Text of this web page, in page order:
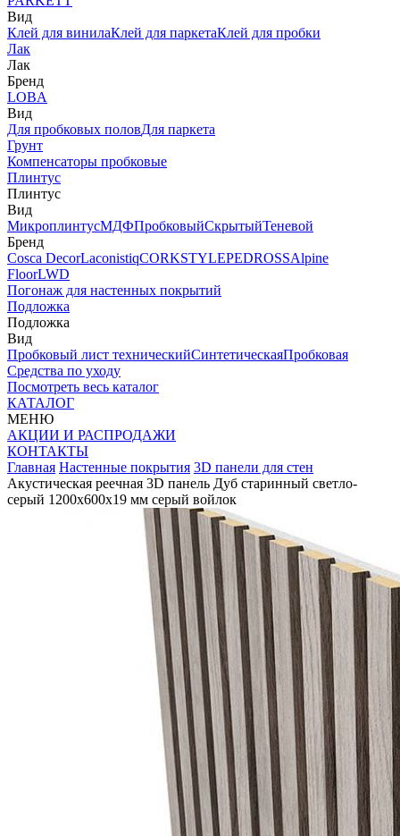
Вид
Клей для винилаКлей для паркетаКлей для пробки
Лак
Лак
Бренд
LOBA
Вид
Для пробковых половДля паркета
Грунт
Компенсаторы пробковые
Плинтус
Плинтус
Вид
МикроплинтусМДФПробковыйСкрытыйТеневой
Бренд
Cosca DecorLaconistiqCORKSTYLEPEDROSSAlpine
FloorLWD
Погонаж для настенных покрытий
Подложка
Подложка
Вид
Пробковый лист техническийСинтетическаяПробковая
Средства по уходу
Посмотреть весь каталог
КАТАЛОГ
МЕНЮ
АКЦИИ И РАСПРОДАЖИ
КОНТАКТЫ
Главная Настенные покрытия 3D панели для стен
Акустическая реечная 3D панель Дуб старинный светло-
серый 1200x600x19 мм серый войлок